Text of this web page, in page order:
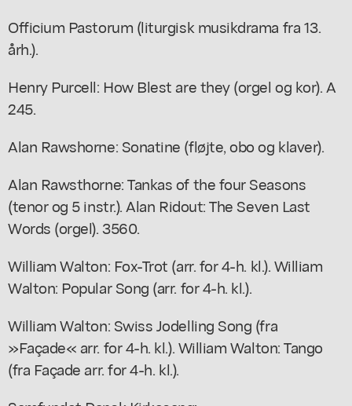
Officium Pastorum (liturgisk musikdrama fra 13.
årh.).
Henry Purcell: How Blest are they (orgel og kor). A
245.
Alan Rawshorne: Sonatine (fløjte, obo og klaver).
Alan Rawsthorne: Tankas of the four Seasons
(tenor og 5 instr.). Alan Ridout: The Seven Last
Words (orgel). 3560.
William Walton: Fox-Trot (arr. for 4-h. kl.). William
Walton: Popular Song (arr. for 4-h. kl.).
William Walton: Swiss Jodelling Song (fra
»Façade« arr. for 4-h. kl.). William Walton: Tango
(fra Façade arr. for 4-h. kl.).